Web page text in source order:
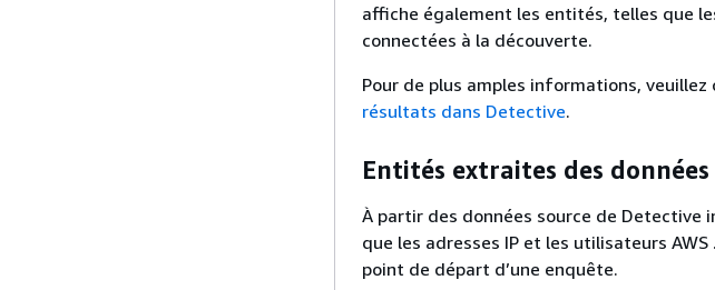
affiche également les entités, telles que
connectées à la découverte.
Pour de plus amples informations, veuillez
résultats dans Detective.
Entités extraites des
À partir des données source de
que les adresses IP et les utilisateurs
point de départ d’une enquête.